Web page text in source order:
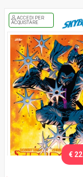
ACCEDI PER
ACQUISTARE
€